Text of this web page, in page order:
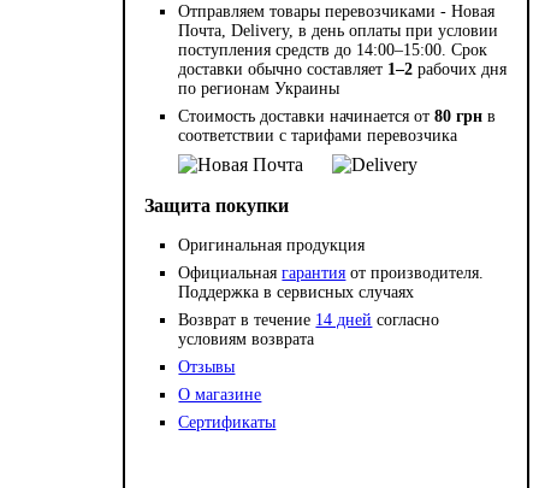
Отправляем товары перевозчиками - Новая
Почта, Delivery, в день оплаты при условии
поступления средств до 14:00–15:00. Срок
доставки обычно составляет 1–2 рабочих дня
по регионам Украины
Стоимость доставки начинается от80 грн в
соответствии с тарифами перевозчика
Защита покупки
Оригинальная продукция
Официальнаягарантия от производителя.
Поддержка в сервисных случаях
Возврат в течение 14 дней согласно
условиям возврата
Отзывы
О магазине
Сертификаты